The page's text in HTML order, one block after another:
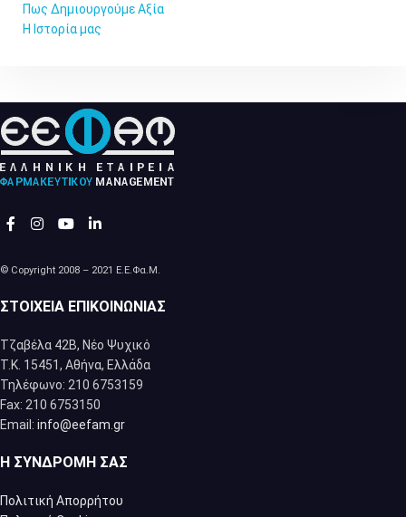
Πως Δημιουργούμε Αξία
Η Ιστορία μας
© Copyright 2008 – 2021 Ε.Ε.Φα.Μ.
ΣΤΟΙΧΕΊΑ ΕΠΙΚΟΙΝΩΝΊΑΣ
Τζαβέλα 42Β, Νέο Ψυχικό
Τ.Κ. 15451, Αθήνα, Eλλάδα
Τηλέφωνο: 210 6753159
Fax: 210 6753150
Email: info@eefam.gr
Η ΣΥΝΔΡΟΜΉ ΣΑΣ
Πολιτική Απορρήτου